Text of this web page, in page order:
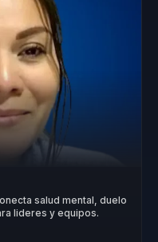
salud mental, duelo
lideres y equipos.